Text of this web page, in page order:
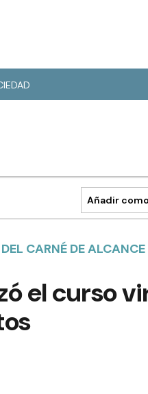
Añadir
CARNÉ DE
el curso